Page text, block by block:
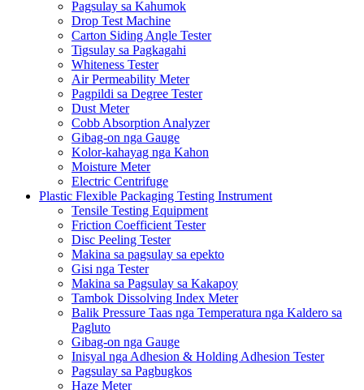
Pagsulay sa Kahumok
Drop Test Machine
Carton Siding Angle Tester
Tigsulay sa Pagkagahi
Whiteness Tester
Air Permeability Meter
Pagpildi sa Degree Tester
Dust Meter
Cobb Absorption Analyzer
Gibag-on nga Gauge
Kolor-kahayag nga Kahon
Moisture Meter
Electric Centrifuge
Plastic Flexible Packaging Testing Instrument
Tensile Testing Equipment
Friction Coefficient Tester
Disc Peeling Tester
Makina sa pagsulay sa epekto
Gisi nga Tester
Makina sa Pagsulay sa Kakapoy
Tambok Dissolving Index Meter
Balik Pressure Taas nga Temperatura nga Kaldero sa
Pagluto
Gibag-on nga Gauge
Inisyal nga Adhesion & Holding Adhesion Tester
Pagsulay sa Pagbugkos
Haze Meter